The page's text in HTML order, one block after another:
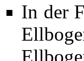
In der